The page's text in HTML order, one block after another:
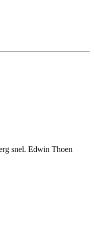
snel. Edwin Thoen